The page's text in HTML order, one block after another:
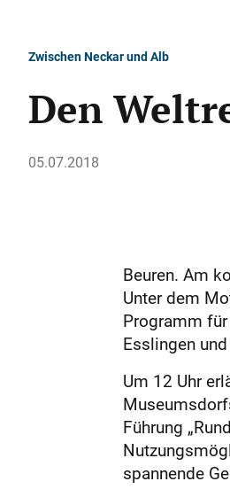
Zwischen Neckar und Alb
Den
05.07.2018
Beuren. Am
Unter dem
Programm
Esslingen
Um 12 Uhr
Führung
spannende